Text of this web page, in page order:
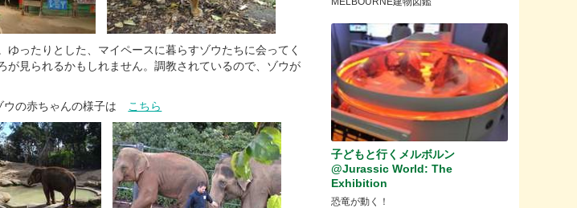
ったりとした、マイペースに暮らすゾウたちに会ってく
見られるかもしれません。調教されているので、ゾウが
ウの赤ちゃんの様子は
こちら
子どもと行くメルボルン
@Jurassic World: The
Exhibition
恐竜が動く！